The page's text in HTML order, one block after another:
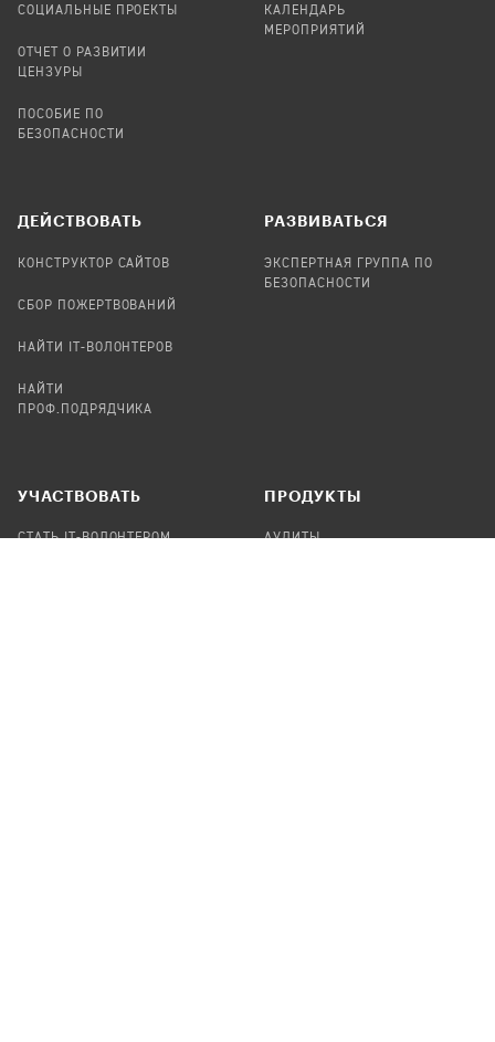
СОЦИАЛЬНЫЕ ПРОЕКТЫ
ОТЧЕТ О РАЗВИТИИ
ЦЕНЗУРЫ
ПОСОБИЕ ПО
БЕЗОПАСНОСТИ
КАЛЕНДАРЬ
МЕРОПРИЯТИЙ
ДЕЙСТВОВАТЬ
КОНСТРУКТОР САЙТОВ
СБОР ПОЖЕРТВОВАНИЙ
НАЙТИ IT-ВОЛОНТЕРОВ
НАЙТИ
ПРОФ.ПОДРЯДЧИКА
РАЗВИВАТЬСЯ
ЭКСПЕРТНАЯ ГРУППА ПО
БЕЗОПАСНОСТИ
УЧАСТВОВАТЬ
СТАТЬ IT-ВОЛОНТЕРОМ
ПРОДУКТЫ
АУДИТЫ